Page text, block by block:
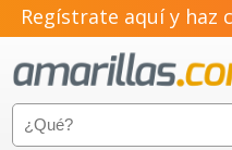
Regístrate aquí y haz